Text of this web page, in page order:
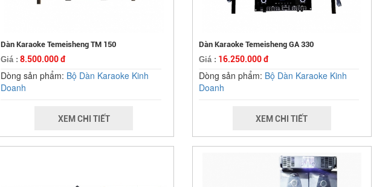
Dàn Karaoke Temeisheng TM 150
Giá : 8.500.000 đ
Dòng sản phẩm: Bộ Dàn Karaoke Kinh
Doanh
XEM CHI TIẾT
Dàn Karaoke Temeisheng GA 330
Giá : 16.250.000 đ
Dòng sản phẩm: Bộ Dàn Karaoke Kinh
Doanh
XEM CHI TIẾT